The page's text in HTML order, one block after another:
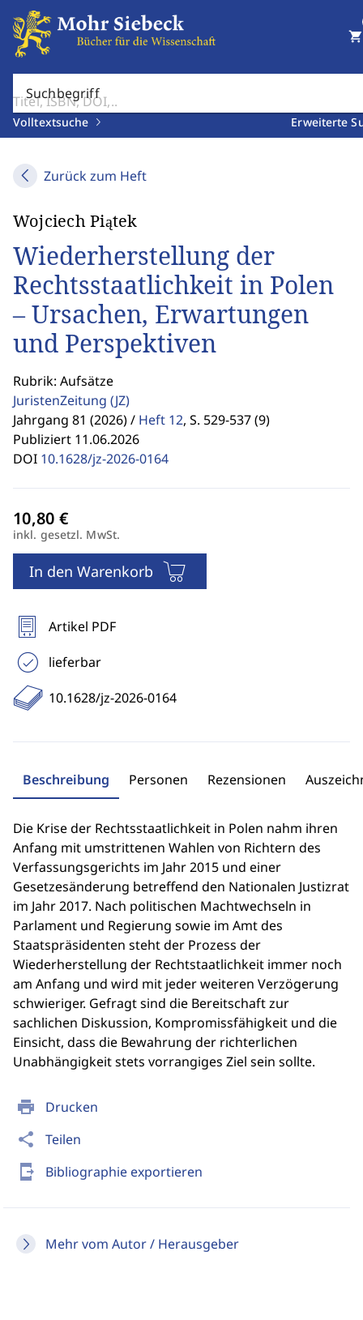
Suchbegriff
Volltextsuche Erweiterte
shopping_cart
Zurück zum Heft
print Drucken
share Teilen
send_to_mobile Bibliographie exportieren
Mehr vom Autor / Herausgeber
Wojciech Piątek
Wiederherstellung der
Rechtsstaatlichkeit in Polen
– Ursachen, Erwartungen
und Perspektiven
Rubrik: Aufsätze
JuristenZeitung (JZ)
Jahrgang 81 (2026) / Heft 12, S. 529-537 (9)
Publiziert 11.06.2026
DOI 10.1628/jz-2026-0164
inkl. gesetzl. MwSt.
In den Warenkorb
Artikel PDF
lieferbar
10.1628/jz-2026-0164
Beschreibung Personen Rezensionen
Die Krise der Rechtsstaatlichkeit in Polen nahm ihren
Anfang mit umstrittenen Wahlen von Richtern des
Verfassungsgerichts im Jahr 2015 und einer
Gesetzesänderung betreffend den Nationalen Justizrat
im Jahr 2017. Nach politischen Machtwechseln in
Parlament und Regierung sowie im Amt des
Staatspräsidenten steht der Prozess der
Wiederherstellung der Rechtstaatlichkeit immer noch
am Anfang und wird mit jeder weiteren Verzögerung
schwieriger. Gefragt sind die Bereitschaft zur
sachlichen Diskussion, Kompromissfähigkeit und die
Einsicht, dass die Bewahrung der richterlichen
Unabhängigkeit stets vorrangiges Ziel sein sollte.